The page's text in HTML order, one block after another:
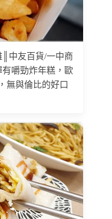
║中友百貨/一中商
嚼勁炸年糕，歐
無與倫比的好口